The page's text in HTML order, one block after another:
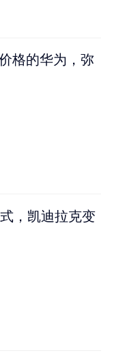
格的华为，弥
，凯迪拉克变